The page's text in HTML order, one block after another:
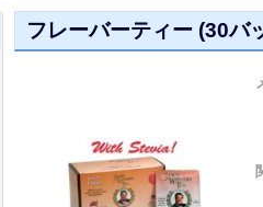
フレーバーティー (30バ